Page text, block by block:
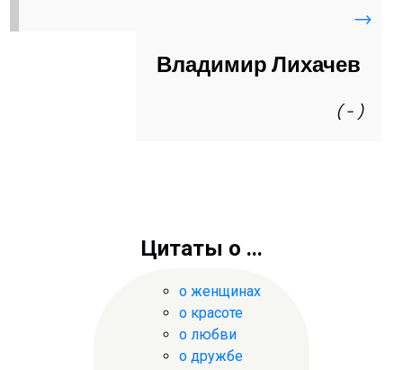
→
Владимир Лихачев
( - )
Цитаты о ...
о женщинах
о красоте
о любви
о дружбе